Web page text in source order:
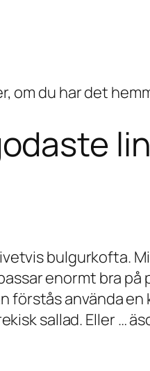
bulgurkofta.
enormt bra
förstås använda en
sallad. Eller …